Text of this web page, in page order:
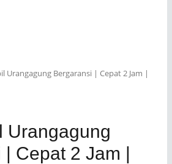
Urangagung Bergaransi | Cepat 2 Jam |
Urangagung
| Cepat 2 Jam |